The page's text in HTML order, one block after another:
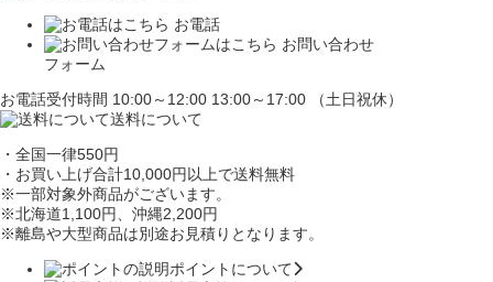
お電話
お問い合わせ
フォーム
お電話受付時間 10:00～12:00 13:00～17:00 （土日祝休）
送料について
・全国一律550円
・お買い上げ合計10,000円 以上で送料無料
※一部対象外商品がございます。
※北海道1,100円、沖縄2,200円
※離島や大型商品は別途お見積りとなります。
ポイントについて